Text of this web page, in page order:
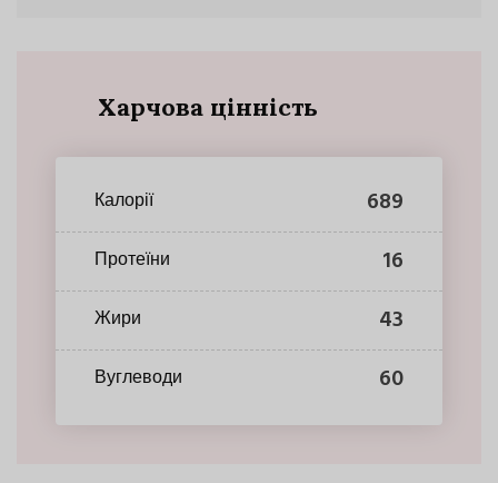
Харчова цінність
Калорії 689
Протеїни 16
Жири 43
Вуглеводи 60